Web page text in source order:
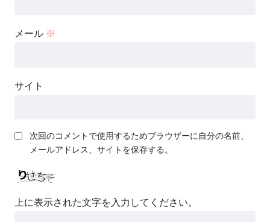
メール ※
サイト
次回のコメントで使用するためブラウザーに自分の名前、
メールアドレス、サイトを保存する。
上に表示された文字を入力してください。